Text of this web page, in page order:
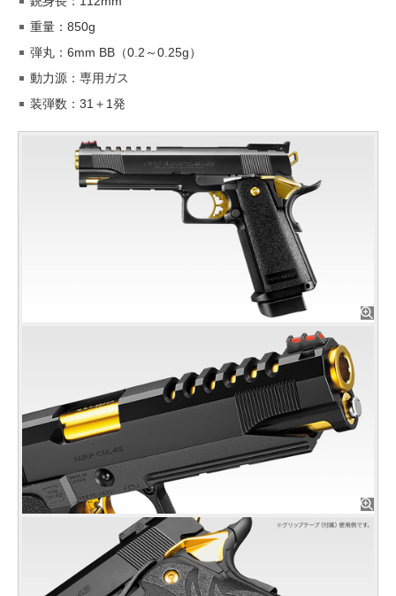
重量：850g
弾丸：6mm BB（0.2～0.25g）
動力源：専用ガス
装弾数：31＋1発